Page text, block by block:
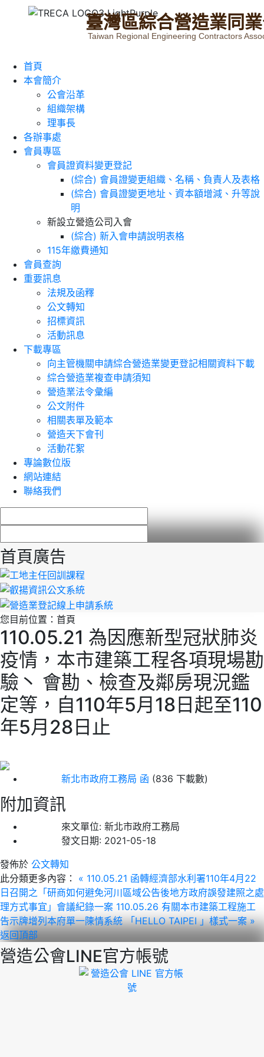
臺灣區綜合營造業同業
Taiwan Regional Engineering Contractors
首頁
本會簡介
公會沿革
組織架構
理事長
各辦事處
會員專區
會員證資料變更登記
(綜合) 會員證變更組織、名稱、負責人及表格
(綜合) 會員證變更地址、資本額增減、升等說
明
新設立營造公司入會
(綜合) 新入會申請說明表格
115年繳費通知
會員查詢
重要訊息
法規及函釋
公文轉知
招標資訊
活動訊息
下載專區
向主管機關申請綜合營造業變更登記相關資料下載
綜合營造業複查申請須知
營造業法令彙編
公文附件
相關表單及範本
營造天下會刊
活動花絮
專論數位版
網站連結
聯絡我們
首頁廣告
您目前位置： 首頁
110.05.21 為因應新型冠狀肺炎
疫情，本市建築工程各項現場勘
驗丶 會勘、檢查及鄰房現況鑑
定等，自110年5月18日起至110
年5月28日止
新北市政府工務局 函 (836 下載數)
附加資訊
來文單位: 新北市政府工務局
發文日期: 2021-05-18
發佈於 公文轉知
此分類更多內容：
« 110.05.21 函轉經濟部水利署110年4月22
日召開之「研商如何避免河川區域公告後地方政府誤發建照之處
理方式事宜」會議紀錄一案 110.05.26 有關本市建築工程施工
告示牌增列本府單一陳情系統 「HELLO TAIPEI 」樣式一案 »
返回頂部
營造公會LINE官方帳號